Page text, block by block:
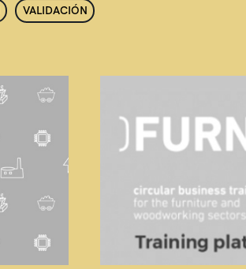
VALIDACIÓN